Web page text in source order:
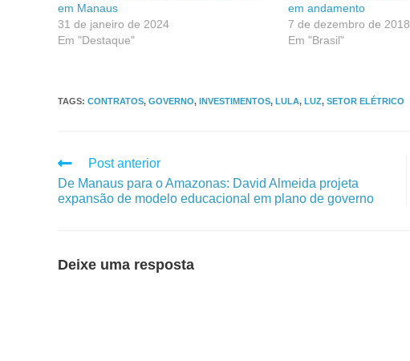
em Manaus
31 de janeiro de 2024
Em "Destaque"
em andamento
7 de dezembro de 2018
Em "Brasil"
TAGS: CONTRATOS, GOVERNO, INVESTIMENTOS, LULA, LUZ, SETOR ELÉTRICO
Post anterior
De Manaus para o Amazonas: David Almeida projeta
expansão de modelo educacional em plano de governo
Deixe uma resposta